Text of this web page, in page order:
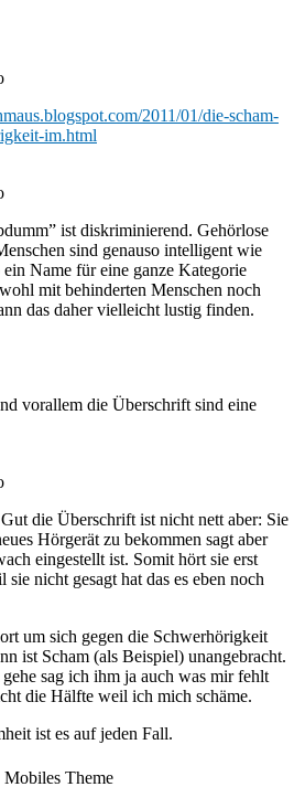
2011/01/die-scham-
im.html
ist diskriminierend. Gehörlose
sind genauso intelligent wie
ein Name für eine ganze Kategorie
mit behinderten Menschen noch
das daher vielleicht lustig finden.
vorallem die Überschrift sind eine
die Überschrift ist nicht nett aber: Sie
Hörgerät zu bekommen sagt aber
eingestellt ist. Somit hört sie erst
nicht gesagt hat das es eben noch
um sich gegen die Schwerhörigkeit
ist Scham (als Beispiel) unangebracht.
sag ich ihm ja auch was mir fehlt
die Hälfte weil ich mich schäme.
ist es auf jeden Fall.
Mobiles Theme